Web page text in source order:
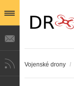
Vojenské drony /